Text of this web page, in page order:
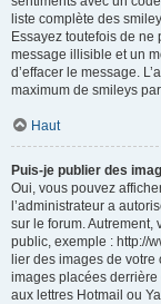
liste complète des
Essayez toutefois de
message illisible et un
d’effacer le message.
maximum de smileys
Haut
Puis-je publier des
Oui, vous pouvez
l’administrateur a
sur le forum.
public, exemple : http://
lier des images de
images placées derrière
aux lettres Hotmail ou